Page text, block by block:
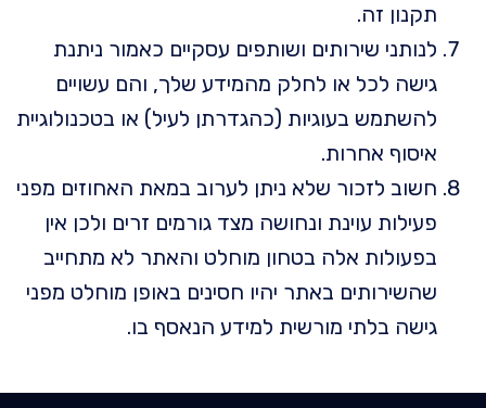
תקנון זה.
לנותני שירותים ושותפים עסקיים כאמור ניתנת
גישה לכל או לחלק מהמידע שלך, והם עשויים
להשתמש בעוגיות (כהגדרתן לעיל) או בטכנולוגיית
איסוף אחרות.
חשוב לזכור שלא ניתן לערוב במאת האחוזים מפני
פעילות עוינת ונחושה מצד גורמים זרים ולכן אין
בפעולות אלה בטחון מוחלט והאתר לא מתחייב
שהשירותים באתר יהיו חסינים באופן מוחלט מפני
גישה בלתי מורשית למידע הנאסף בו.